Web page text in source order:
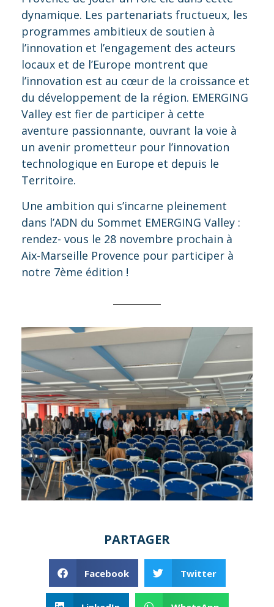
dynamique. Les partenariats fructueux, les
programmes ambitieux de soutien à
l’innovation et l’engagement des acteurs
locaux et de l’Europe montrent que
l’innovation est au cœur de la croissance et
du développement de la région. EMERGING
Valley est fier de participer à cette
aventure passionnante, ouvrant la voie à
un avenir prometteur pour l’innovation
technologique en Europe et depuis le
Territoire.
Une ambition qui s’incarne pleinement
dans l’ADN du Sommet EMERGING Valley :
rendez- vous le 28 novembre prochain à
Aix-Marseille Provence pour participer à
notre 7ème édition !
PARTAGER
Facebook Twitter